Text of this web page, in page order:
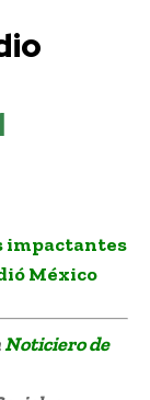
impactantes
México
Noticiero de